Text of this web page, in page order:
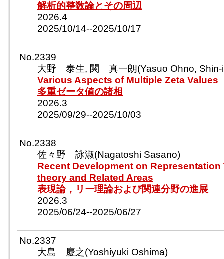
解析的整数論とその周辺
2026.4
2025/10/14--2025/10/17
No.2339
大野 泰生, 関 真一朗(Yasuo Ohno, Shin-
Various Aspects of Multiple Zeta Values
多重ゼータ値の諸相
2026.3
2025/09/29--2025/10/03
No.2338
佐々野 詠淑(Nagatoshi Sasano)
Recent Development on Representation
theory and Related Areas
表現論，リー理論および関連分野の進展
2026.3
2025/06/24--2025/06/27
No.2337
大島 慶之(Yoshiyuki Oshima)